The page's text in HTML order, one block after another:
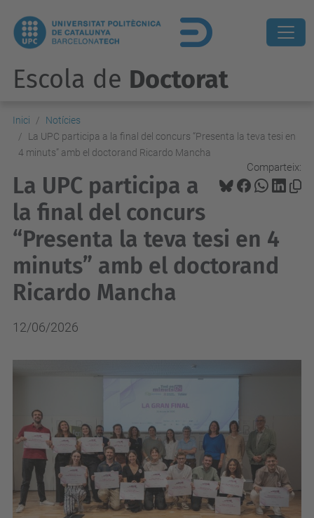
Escola de Doctorat
Inici
Notícies
La UPC participa a la final del concurs “Presenta la teva tesi en
4 minuts” amb el doctorand Ricardo Mancha
Comparteix:
La UPC participa a
la final del concurs
“Presenta la teva tesi en 4
minuts” amb el doctorand
Ricardo Mancha
12/06/2026